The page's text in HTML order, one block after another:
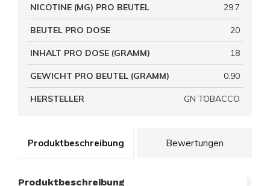
Produktbeschreibung Bewertungen
Produktbeschreibung
NICOTINE (MG) PRO BEUTEL 29.7
BEUTEL PRO DOSE 20
INHALT PRO DOSE (GRAMM) 18
GEWICHT PRO BEUTEL (GRAMM) 0.90
HERSTELLER GN TOBACCO